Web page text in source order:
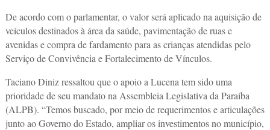
De acordo com o parlamentar, o valor será aplicado na aquisição de
veículos destinados à área da saúde, pavimentação de ruas e
avenidas e compra de fardamento para as crianças atendidas pelo
Serviço de Convivência e Fortalecimento de Vínculos.
Taciano Diniz ressaltou que o apoio a Lucena tem sido uma
prioridade de seu mandato na Assembleia Legislativa da Paraíba
(ALPB). “Temos buscado, por meio de requerimentos e articulações
junto ao Governo do Estado, ampliar os investimentos no município,